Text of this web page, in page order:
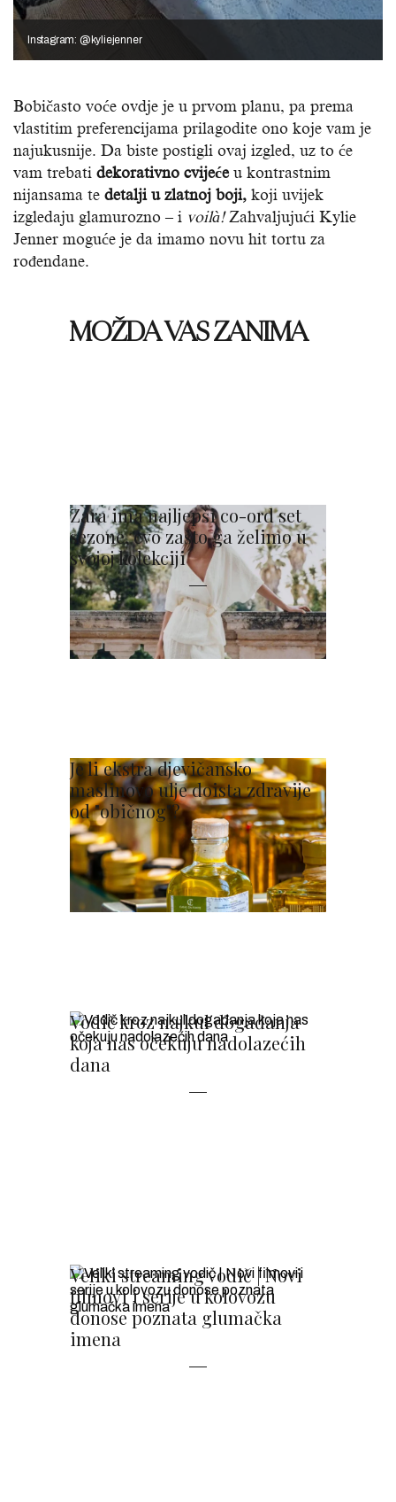
Instagram: @kyliejenner
Bobičasto voće ovdje je u prvom planu, pa prema
vlastitim preferencijama prilagodite ono koje vam je
najukusnije. Da biste postigli ovaj izgled, uz to će
vam trebati dekorativno cvijećeu kontrastnim
nijansama te detalji u zlatnoj boji, koji uvijek
izgledaju glamurozno – i voilà!Zahvaljujući Kylie
Jenner moguće je da imamo novu hit tortu za
rođendane.
MOŽDA VAS ZANIMA
Zara ima najljepši co-ord set
sezone, evo zašto ga želimo u
svojoj kolekciji
Je li ekstra djevičansko
maslinovo ulje doista zdravije
od "običnog"?
Vodič kroz najkul događanja
koja nas očekuju nadolazećih
dana
Veliki streaming vodič | Novi
filmovi i serije u kolovozu
donose poznata glumačka
imena